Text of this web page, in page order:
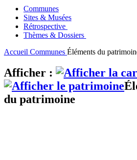
Communes
Sites & Musées
Rétrospective
Thèmes & Dossiers
Accueil Communes Éléments du
Afficher :
du patrimoine